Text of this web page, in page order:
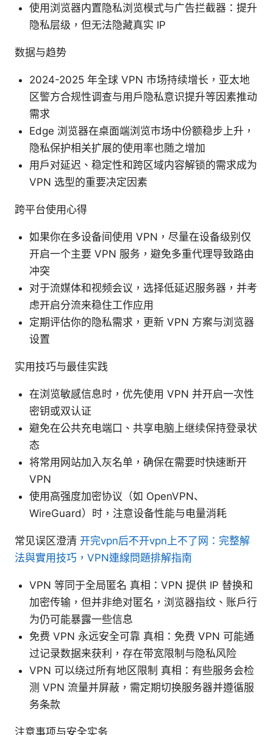
使用浏览器内置隐私浏览模式与广告拦截器：提升
隐私层级，但无法隐藏真实 IP
数据与趋势
2024-2025 年全球 VPN 市场持续增长，亚太地
区警方合规性调查与用户隐私意识提升等因素推动
需求
Edge 浏览器在桌面端浏览市场中份额稳步上升，
隐私保护相关扩展的使用率也随之增加
用户对延迟、稳定性和跨区域内容解锁的需求成为
VPN 选型的重要决定因素
跨平台使用心得
如果你在多设备间使用 VPN，尽量在设备级别仅
开启一个主要 VPN 服务，避免多重代理导致路由
冲突
对于流媒体和视频会议，选择低延迟服务器，并考
虑开启分流来稳住工作应用
定期评估你的隐私需求，更新 VPN 方案与浏览器
设置
实用技巧与最佳实践
在浏览敏感信息时，优先使用 VPN 并开启一次性
密钥或双认证
避免在公共充电端口、共享电脑上继续保持登录状
态
将常用网站加入灰名单，确保在需要时快速断开
VPN
使用高强度加密协议（如 OpenVPN、
WireGuard）时，注意设备性能与电量消耗
常见误区澄清 开完vpn后不开vpn上不了网：完整解
法與實用技巧，VPN連線問題排解指南
VPN 等同于全局匿名 真相：VPN 提供 IP 替换和
加密传输，但并非绝对匿名，浏览器指纹、账户行
为仍可能暴露一些信息
免费 VPN 永远安全可靠 真相：免费 VPN 可能通
过记录数据来获利，存在带宽限制与隐私风险
VPN 可以绕过所有地区限制 真相：有些服务会检
测 VPN 流量并屏蔽，需定期切换服务器并遵循服
务条款
注意事项与安全实务